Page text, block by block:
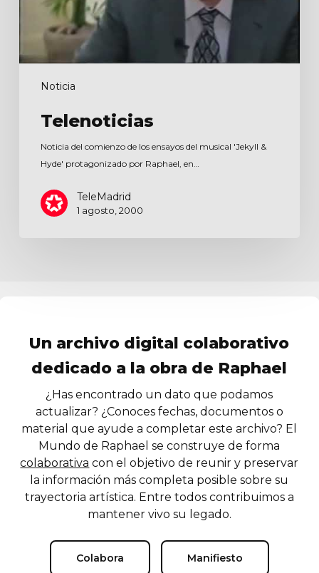
Noticia
Telenoticias
Noticia del comienzo de los ensayos del musical 'Jekyll &
Hyde' protagonizado por Raphael, en…
TeleMadrid
1 agosto, 2000
Un archivo digital colaborativo
dedicado a la obra de Raphael
¿Has encontrado un dato que podamos
actualizar? ¿Conoces fechas, documentos o
material que ayude a completar este archivo? El
Mundo de Raphael se construye de forma
colaborativa con el objetivo de reunir y preservar
la información más completa posible sobre su
trayectoria artística. Entre todos contribuimos a
mantener vivo su legado.
Colabora Manifiesto